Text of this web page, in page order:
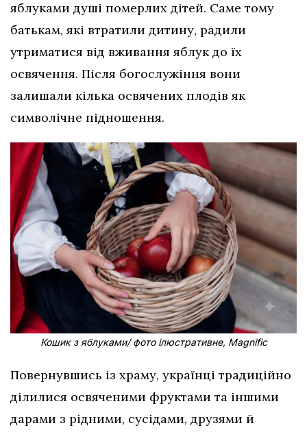
яблуками душі померлих дітей. Саме тому
батькам, які втратили дитину, радили
утриматися від вживання яблук до їх
освячення. Після богослужіння вони
залишали кілька освячених плодів як
символічне підношення.
Кошик з яблуками/ фото ілюстративне, Magnific
Повернувшись із храму, українці традиційно
ділилися освяченими фруктами та іншими
дарами з рідними, сусідами, друзями й